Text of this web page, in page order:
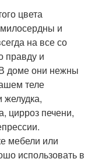
цвета
и
на все со
правду и
доме они нежны
теле
желудка,
цирроз печени,
мебели или
использовать в